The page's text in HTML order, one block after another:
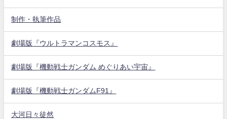
制作・執筆作品
劇場版『ウルトラマンコスモス』
劇場版『機動戦士ガンダム めぐりあい宇宙』
劇場版『機動戦士ガンダムF91』
大河日々徒然